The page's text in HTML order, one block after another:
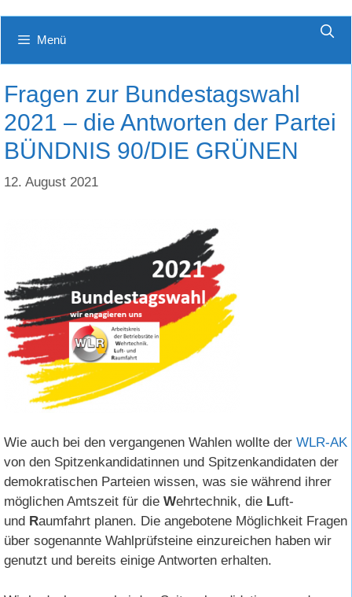
Menü
Fragen zur Bundestagswahl
2021 – die Antworten der Partei
BÜNDNIS 90/DIE GRÜNEN
12. August 2021
Wie auch bei den vergangenen Wahlen wollte der WLR-AK
von den Spitzenkandidatinnen und Spitzenkandidaten der
demokratischen Parteien wissen, was sie während ihrer
möglichen Amtszeit für die Wehrtechnik, die Luft-
und Raumfahrt planen. Die angebotene Möglichkeit Fragen
über sogenannte Wahlprüfsteine einzureichen haben wir
genutzt und bereits einige Antworten erhalten.